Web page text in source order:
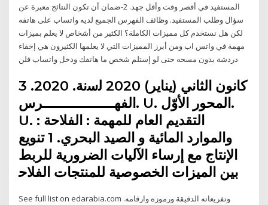
المستفيد في أقصر وقت وأقل جهد. 2-ضمان أن تكون النتائج معبرة عن
سؤال وطلب المستفيد. وظائف الفهرس الجميع لديه واتساب على هاتفه
لكن هل نستخدم كل مميزات الكاملة؟ الكثير من أشخاص لا يعلم بميزات
مهمة في واتس اب ومن أبرز المميزات التي لا يعلمها الكثيرون هي إخفاء
دردشة بدون مسحه حتى لو إستلم شخص ما هاتفك ودخل واتساب فلن
3 كانون الثاني (يناير) 2020 ﻟﺳﻧﺔ. 2020.
ﺍﻟﻔﻬـــــــــــــــــﺮﺱ. U. ﺍﻟﻤﺤﻮﺭ ﺍﻷﻭّﻝ.
U. : ﺍﻟﺘﻘﺪﻳﻢ ﺍﻟﻌﺎﻡ ﻟﻠﻤﻬﻤﺔ : ﺍﻟﻔﻼﺣﺔ
ﻭﺍﻟﻤﻮﺍﺭﺩ ﺍﻟﻤﺎﺋﻴﺔ ﻭ ﺍﻟﺼﻴﺪ ﺍﻟﺒﺤﺮﻱ. 1 ﺗﻨﻮﻳﻊ
ﺍﻹﻧﺘﺎﺝ ﻣﻊ ﺇﺭﺳﺎء ﺍﻵﻟﻴﺎﺕ ﺍﻟﻀﺮﻭﺭﻳﺔ ﻟﻠﺮﺑﻂ
ﺑﻴﻦ ﺍﻟﻤﻴﺰﺍﺕ ﺍﻟﺨﺼﻮﺻﻴﺔ ﻟﻠﻤﻨﺘﺠﺎﺕ ﺍﻟﻔﻼﺣ
See full list on edarabia.com وتفريعاته الدقيقة ورموزه وارقامه.